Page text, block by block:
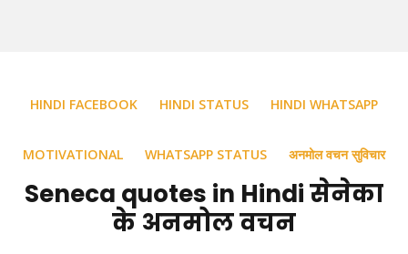
HINDI FACEBOOK HINDI STATUS HINDI WHATSAPP
MOTIVATIONAL WHATSAPP STATUS अनमोल वचन सुविचार
Seneca quotes in Hindi सेनेका
के अनमोल वचन